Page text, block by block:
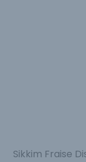
Sikkim Fraise